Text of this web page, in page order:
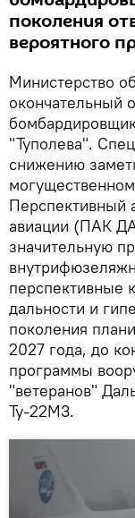
поколения
вероятного
Министерство
окончательный
"Туполева".
снижению
Перспективный
авиации (ПАК
значительную
перспективные
дальности и
поколения
2027 года, до
программы
"ветеранов"
Ту-22М3.